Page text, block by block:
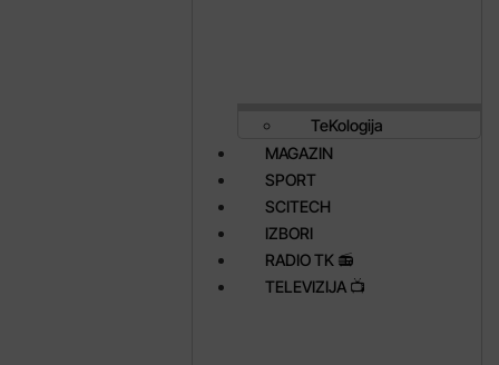
TeKologija
MAGAZIN
SPORT
SCITECH
IZBORI
RADIO TK 📻
TELEVIZIJA 📺